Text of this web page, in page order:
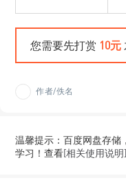
您需要先打赏 10元
作者/佚名
温馨提示：百度网盘存储
学习！查看[相关使用说明]